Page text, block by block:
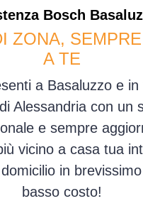
Bosch
ZONA,
A TE
a Basaluzzo e
Alessandria con un
e sempre
vicino a casa tua
in
basso costo!